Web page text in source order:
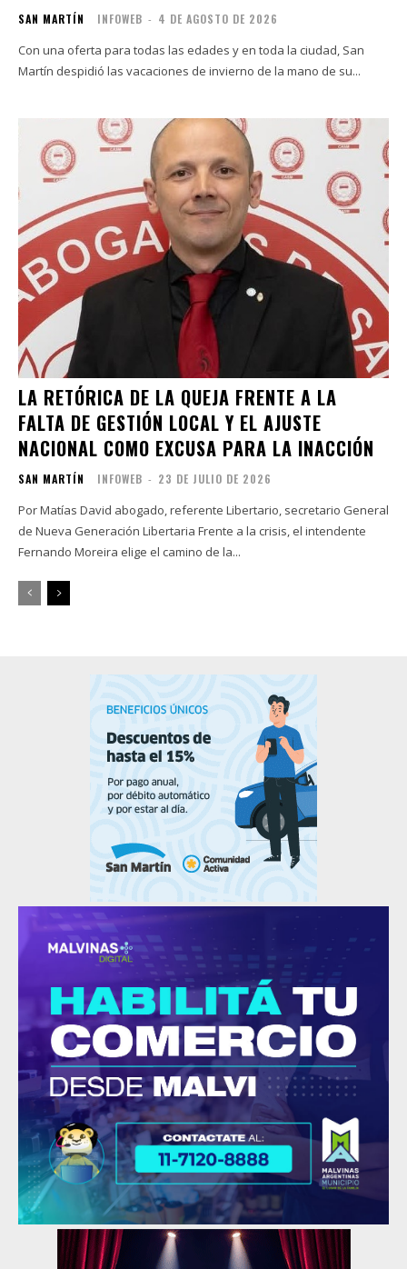
SAN MARTÍN INFOWEB - 4 DE AGOSTO DE 2026
Con una oferta para todas las edades y en toda la ciudad, San
Martín despidió las vacaciones de invierno de la mano de su...
LA RETÓRICA DE LA QUEJA FRENTE A LA
FALTA DE GESTIÓN LOCAL Y EL AJUSTE
NACIONAL COMO EXCUSA PARA LA INACCIÓN
SAN MARTÍN INFOWEB - 23 DE JULIO DE 2026
Por Matías David abogado, referente Libertario, secretario General
de Nueva Generación Libertaria Frente a la crisis, el intendente
Fernando Moreira elige el camino de la...